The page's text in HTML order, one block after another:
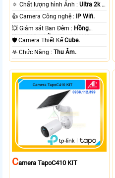
🔅 Chất lượng hình Ảnh :Ultra 2k +
.
👍 Camera Công nghệ : IP Wifi.
💥 Giám sát Ban Đêm : Hồng
Ngoại 10m Hồng Ngoại SMD.
🛡 Camera Thiết KếCube.
️☣️ Chức Năng :Thu Âm.
CAmera TapoC410 KIT